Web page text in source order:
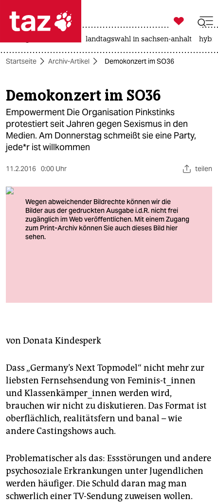
 taz zahl ich
taz zahl ich
themen
politik
öko
gesellschaft
kultur
sport
berlin
nord
verlag
shop
unterstützen
abo
genossenschaft

taz zahl ich
landtagswahl in sachsen-anhalt
Startseite Archiv-Artikel Demokonzert im SO36
Demokonzert im SO36
Empowerment Die Organisation Pinkstinks
protestiert seit Jahren gegen Sexismus in den
Medien. Am Donnerstag schmeißt sie eine Party,
jede*r ist willkommen
11.2.2016 0:00 Uhr teilen
von Donata Kindesperk
Dass „Germany’s Next Topmodel“ nicht mehr zur
liebsten Fernsehsendung von Feminis­-t_innen
und Klassenkämper_innen werden wird,
brauchen wir nicht zu diskutieren. Das Format ist
oberflächlich, realitätsfern und banal – wie
andere Castingshows auch.
Problematischer als das: Essstörungen und andere
psychosoziale Erkrankungen unter Jugendlichen
werden häufiger. Die Schuld daran mag man
schwerlich einer TV-Sendung zuweisen wollen.